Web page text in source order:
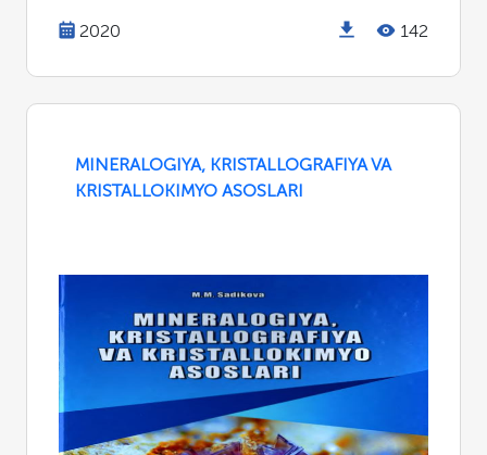
2020 142
MINERALOGIYA, KRISTALLOGRAFIYA VA
KRISTALLOKIMYO ASOSLARI